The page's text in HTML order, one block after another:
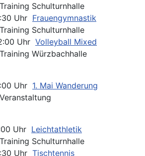
Schulturnhalle
Uhr Frauengymnastik
Schulturnhalle
Uhr Volleyball Mixed
Würzbachhalle
Uhr 1. Mai Wanderung
Uhr Leichtathletik
Schulturnhalle
Uhr Tischtennis